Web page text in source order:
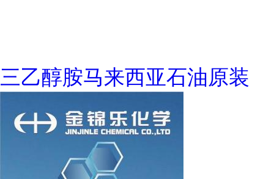
三乙醇胺马来西亚石油原装